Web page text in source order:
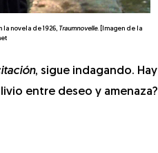
novela de 1926, Traumnovelle. [Imagen de la
, sigue indagando. Hay
entre deseo y amenaza?